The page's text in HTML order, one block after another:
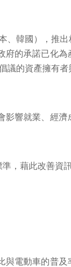
、韓國），推
的承諾已化
議的資產擁有
響就業、經
，藉此改善資
電動車的普